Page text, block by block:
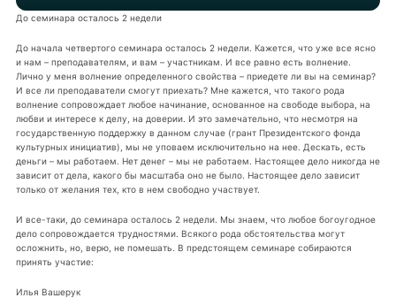
До семинара осталось 2 недели
До начала четвертого семинара осталось 2 недели. Кажется, что уже все ясно
и нам – преподавателям, и вам – участникам. И все равно есть волнение.
Лично у меня волнение определенного свойства – приедете ли вы на семинар?
И все ли преподаватели смогут приехать? Мне кажется, что такого рода
волнение сопровождает любое начинание, основанное на свободе выбора, на
любви и интересе к делу, на доверии. И это замечательно, что несмотря на
государственную поддержку в данном случае (грант Президентского фонда
культурных инициатив), мы не уповаем исключительно на нее. Дескать, есть
деньги – мы работаем. Нет денег – мы не работаем. Настоящее дело никогда не
зависит от дела, какого бы масштаба оно не было. Настоящее дело зависит
только от желания тех, кто в нем свободно участвует.
И все-таки, до семинара осталось 2 недели. Мы знаем, что любое богоугодное
дело сопровождается трудностями. Всякого рода обстоятельства могут
осложнить, но, верю, не помешать. В предстоящем семинаре собираются
принять участие:
Илья Вашерук